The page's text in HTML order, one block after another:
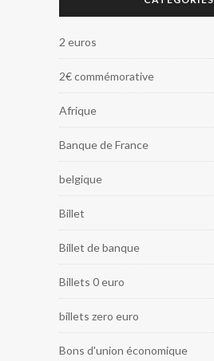
2 euros
2€ commémorative
Afrique
Banque de France
belgique
Billet
Billet de banque
Billets 0 euro
billets zero euro
Bons d'union économique